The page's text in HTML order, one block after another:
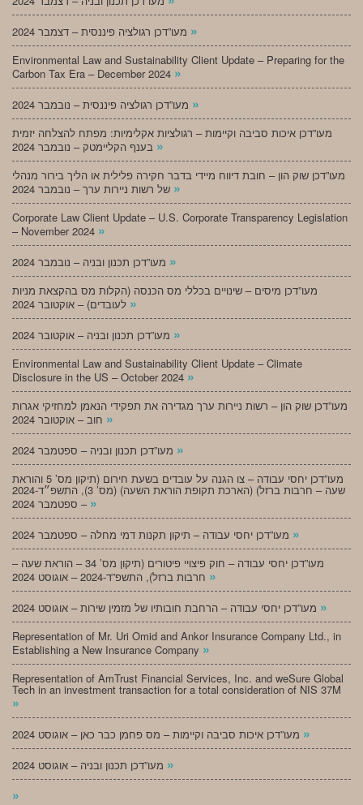
»
Environmental Law and Sustainability Client Update – Preparing for the
Carbon Tax Era – December 2024 »
»
מעו”דכן איכות סביבה וקיימות – רגולציות אקלימיות: מפתח להצלחה יזמית
»
מעו”דכן שוק הון – חובת דיווח מיידי בדבר חקירה פלילית או הליך בירור מנהלי
»
Corporate Law Client Update – U.S. Corporate Transparency Legislation
– November 2024 »
»
מעו”דכן מיסים – שינויים בכללי מס הכנסה (הקלות מס בהקצאת מניות
»
»
Environmental Law and Sustainability Client Update – Climate
Disclosure in the US – October 2024 »
מעו”דכן שוק הון – רשות ניירות ערך מגדירה את תפקידי הנאמן למחזיקי אגרות
»
»
מעו”דכן יחסי עבודה – צו הגנה על עובדים בשעת חירום (תיקון מס’ 5 והוראת
שעה – חרבות ברזל) (הארכת תקופת הוראת השעה) (מס’ 3), התשפ״ד-2024
– ספטמבר 2024 »
»
מעו”דכן יחסי עבודה – חוק פיצויי פיטורים (תיקון מס’ 34 – הוראת שעה –
»
»
Representation of Mr. Uri Omid and Ankor Insurance Company Ltd., in
Establishing a New Insurance Company »
Representation of AmTrust Financial Services, Inc. and weSure Global
Tech in an investment transaction for a total consideration of NIS 37M
»
»
»
»